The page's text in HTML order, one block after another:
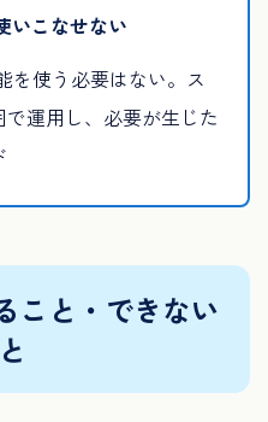
いこなせない
を使う必要はない。ス
運用し、必要が生じた
こと・できない